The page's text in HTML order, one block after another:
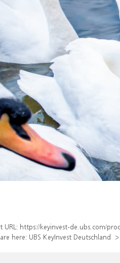
URL: https://keyinvest-de.ubs.com/
here: UBS KeyInvest Deutschland